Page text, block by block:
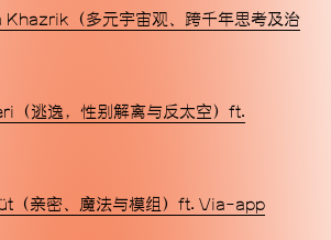
（多元宇宙观、跨千年思考及治
（逃逸，性别解离与反太空）ft.
（亲密、魔法与模组）ft. Via-app
。MACA艺术中心旨在通过具有前瞻
，建立起跨越学科边界的交流和立足
版图上的新型态机构坐标，以艺术回
化的时代。